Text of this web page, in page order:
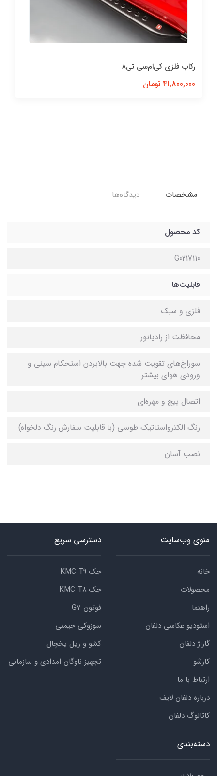
رکاب فلزی کی‌ام‌سی تی8
41,800,000 تومان
مشخصات دیدگاه‌ها
کد محصول
G0217110
قابلیت‌ها
فلزی و سبک
محافظت از رادیاتور
سوراخ‌های تقویت شده جهت بالابردن استحکام سینی و
ورودی هوای بیشتر
اتصال پیچ و مهره‌ای
رنگ الکترواستاتیک طوسی (با قابلیت سفارش رنگ دلخواه)
نصب آسان
منوی وب‌سایت
خانه
محصولات
راهنما
استودیو عکاسی دلفان
گاراژ دلفان
کارشو
ارتباط با ما
درباره دلفان لایف
کاتالوگ دلفان
دسترسی سریع
جک KMC T9
جک KMC T8
فوتون G7
سوزوکی جیمنی
کشو و ریل یخچال
تجهیز ناوگان امدادی و سازمانی
دسته‌بندی